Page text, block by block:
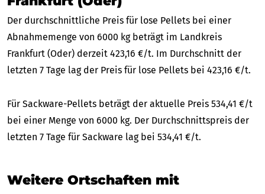
Der durchschnittliche Preis für lose Pellets bei einer
Abnahmemenge von 6000 kg beträgt im Landkreis
Frankfurt (Oder) derzeit 423,16 €/t. Im Durchschnitt der
letzten 7 Tage lag der Preis für lose Pellets bei 423,16 €/t.
Für Sackware-Pellets beträgt der aktuelle Preis 534,41 €/t
bei einer Menge von 6000 kg. Der Durchschnittspreis der
letzten 7 Tage für Sackware lag bei 534,41 €/t.
Weitere Ortschaften mit